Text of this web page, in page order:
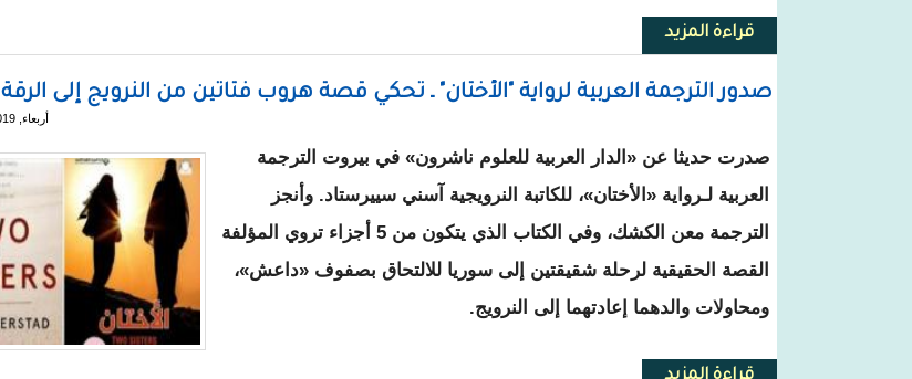
قراءة المزيدحول مقتل البغدادي.. كيف ساهم كبار مساعديه في الإيقاع به؟
صدور الترجمة العربية لرواية "الأختان" ـ تحكي قصة هروب فتاتين من النرويج إلى الرقة
أربعاء, 28/08/2019 - 12:26
صدرت حديثا عن «الدار العربية للعلوم ناشرون» في بيروت الترجمة
العربية لـرواية «الأختان»، للكاتبة النرويجية آسني سييرستاد. وأنجز
الترجمة معن الكشك، وفي الكتاب الذي يتكون من 5 أجزاء تروي المؤلفة
القصة الحقيقية لرحلة شقيقتين إلى سوريا للالتحاق بصفوف «داعش»،
ومحاولات والدهما إعادتهما إلى النرويج.